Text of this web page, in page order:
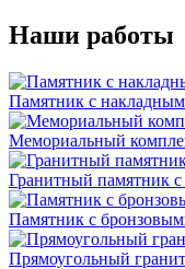
Наши работы
Памятник с
Мемориальный
Гранитный памятник с
Памятник с
Прямоугольный